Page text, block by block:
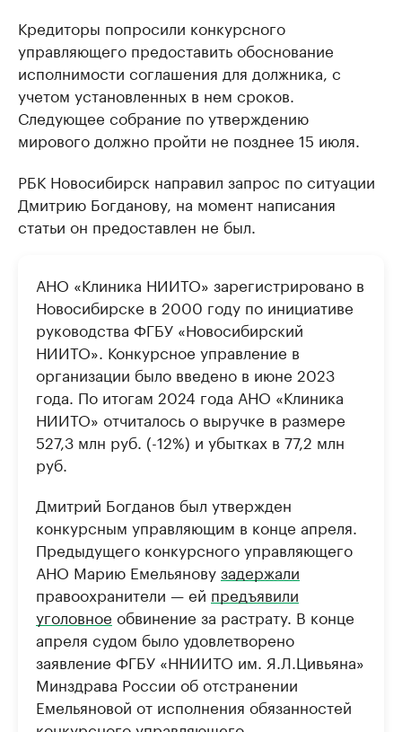
Кредиторы попросили конкурсного
управляющего предоставить обоснование
исполнимости соглашения для должника, с
учетом установленных в нем сроков.
Следующее собрание по утверждению
мирового должно пройти не позднее 15 июля.
РБК Новосибирск направил запрос по ситуации
Дмитрию Богданову, на момент написания
статьи он предоставлен не был.
АНО «Клиника НИИТО» зарегистрировано в
Новосибирске в 2000 году по инициативе
руководства ФГБУ «Новосибирский
НИИТО». Конкурсное управление в
организации было введено в июне 2023
года. По итогам 2024 года АНО «Клиника
НИИТО» отчиталось о выручке в размере
527,3 млн руб. (-12%) и убытках в 77,2 млн
руб.
Дмитрий Богданов был утвержден
конкурсным управляющим в конце апреля.
Предыдущего конкурсного управляющего
АНО Марию Емельяновузадержали
правоохранители — ей предъявили
уголовное обвинение за растрату. В конце
апреля судом было удовлетворено
заявление ФГБУ «ННИИТО им. Я.Л.Цивьяна»
Минздрава России об отстранении
Емельяновой от исполнения обязанностей